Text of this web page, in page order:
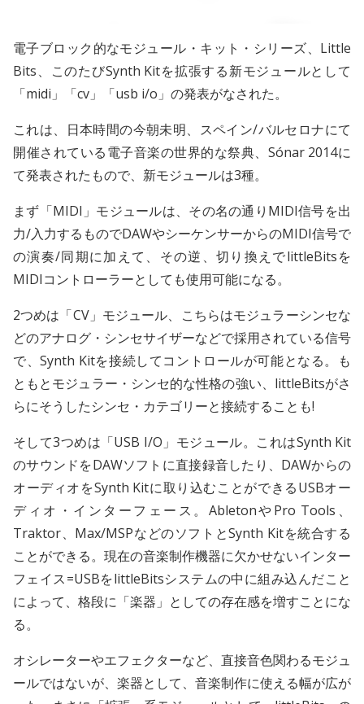
電子ブロック的なモジュール・キット・シリーズ、Little
Bits、このたびSynth Kitを拡張する新モジュールとして
「midi」「cv」「usb i/o」の発表がなされた。
これは、日本時間の今朝未明、スペイン/バルセロナにて
開催されている電子音楽の世界的な祭典、Sónar 2014に
て発表されたもので、新モジュールは3種。
まず「MIDI」モジュールは、その名の通りMIDI信号を出
力/入力するものでDAWやシーケンサーからのMIDI信号で
の演奏/同期に加えて、その逆、切り換えでlittleBitsを
MIDIコントローラーとしても使用可能になる。
2つめは「CV」モジュール、こちらはモジュラーシンセな
どのアナログ・シンセサイザーなどで採用されている信号
で、Synth Kitを接続してコントロールが可能となる。も
ともとモジュラー・シンセ的な性格の強い、littleBitsがさ
らにそうしたシンセ・カテゴリーと接続することも!
そして3つめは「USB I/O」モジュール。これはSynth Kit
のサウンドをDAWソフトに直接録音したり、DAWからの
オーディオをSynth Kitに取り込むことができるUSBオー
ディオ・インターフェース。AbletonやPro Tools、
Traktor、Max/MSPなどのソフトとSynth Kitを統合する
ことができる。現在の音楽制作機器に欠かせないインター
フェイス=USBをlittleBitsシステムの中に組み込んだこと
によって、格段に「楽器」としての存在感を増すことにな
る。
オシレーターやエフェクターなど、直接音色関わるモジュ
ールではないが、楽器として、音楽制作に使える幅が広が